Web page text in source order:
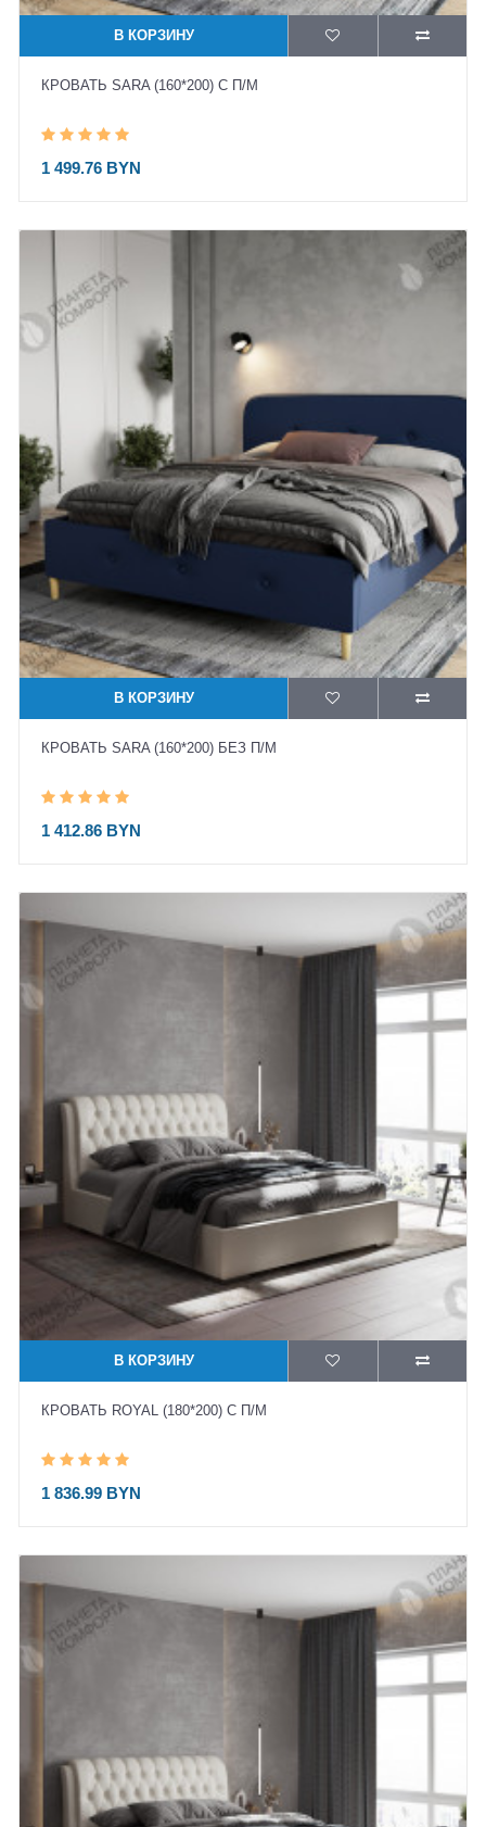
В КОРЗИНУ
КРОВАТЬ SARA (160*200) С П/М
1 499.76 BYN
В КОРЗИНУ
КРОВАТЬ SARA (160*200) БЕЗ П/М
1 412.86 BYN
В КОРЗИНУ
КРОВАТЬ ROYAL (180*200) С П/М
1 836.99 BYN